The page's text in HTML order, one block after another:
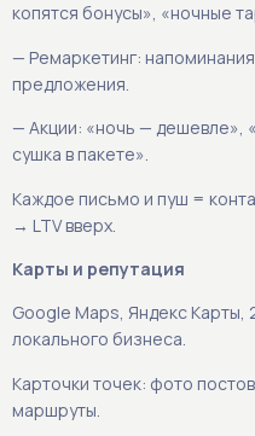
копятся бонусы», «ночные
— Ремаркетинг:
предложения.
— Акции: «ночь — дешевле»,
сушка в пакете».
Каждое письмо и пуш =
→ LTV вверх.
Карты и репутация
Google Maps, Яндекс Карты,
локального бизнеса.
Карточки точек: фото
маршруты.